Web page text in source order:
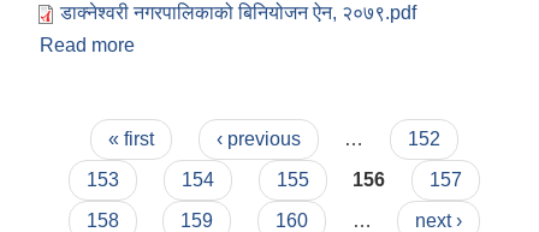
डाक्नेश्वरी नगरपालिकाको बिनियोजन ऐन, २०७९.pdf
Read more
Pages« first ‹ previous …
152
153
154 155 156
157
158
159 160 …
next ›